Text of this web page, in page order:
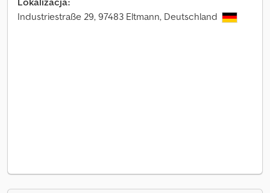
Industriestraße 29, 97483 Eltmann, Deutschland